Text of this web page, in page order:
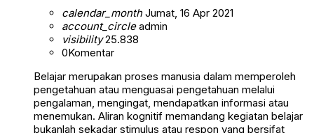
calendar_monthJumat, 16 Apr 2021
account_circleadmin
visibility25.838
0Komentar
Belajar merupakan proses manusia dalam memperoleh
pengetahuan atau menguasai pengetahuan melalui
pengalaman, mengingat, mendapatkan informasi atau
menemukan. Aliran kognitif memandang kegiatan belajar
bukanlah sekadar stimulus atau respon yang bersifat